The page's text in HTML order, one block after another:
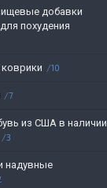
добавки
похудения
10
7
из США в наличии
3
надувные